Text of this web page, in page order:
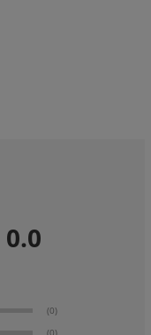
0.0
(0)